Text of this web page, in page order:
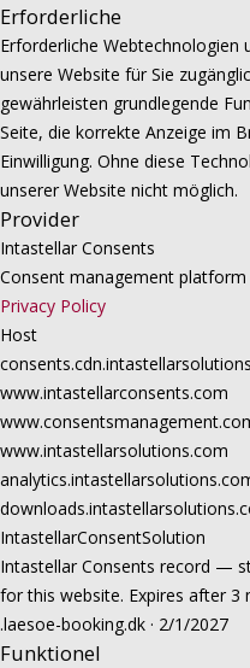
Erforderliche
Erforderliche Webtechnologien
unsere Website für Sie
gewährleisten grundlegende
Seite, die korrekte Anzeige im
Einwilligung. Ohne diese
unserer Website nicht möglich.
Provider
Intastellar Consents
Consent management
Privacy Policy
Host
www.intastellarconsents.com
www.intastellarsolutions.com
IntastellarConsentSolution
Intastellar Consents record —
for this website. Expires after 3
.laesoe-booking.dk · 2/1/2027
Funktionel